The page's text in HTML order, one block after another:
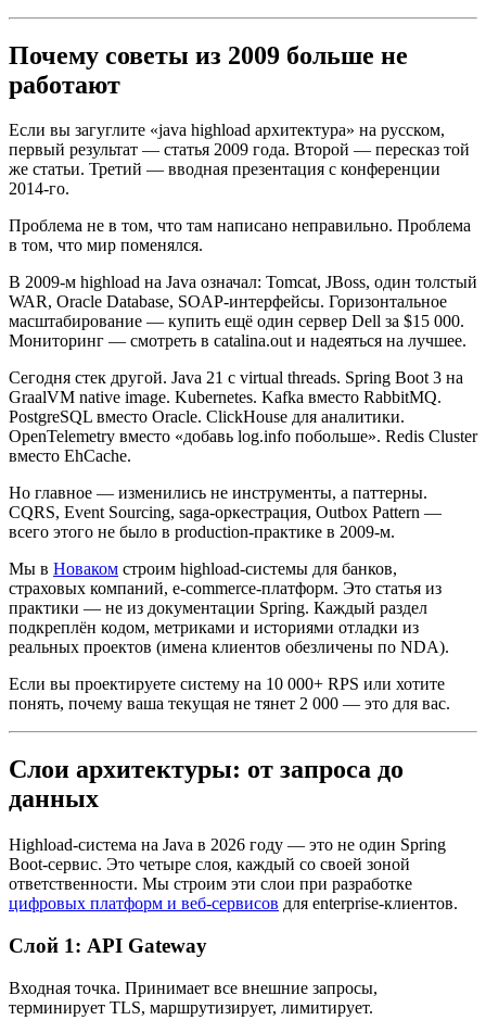
Почему советы из 2009 больше не
работают
Если вы загуглите «java highload архитектура» на русском,
первый результат — статья 2009 года. Второй — пересказ той
же статьи. Третий — вводная презентация с конференции
2014-го.
Проблема не в том, что там написано неправильно. Проблема
в том, что мир поменялся.
В 2009-м highload на Java означал: Tomcat, JBoss, один толстый
WAR, Oracle Database, SOAP-интерфейсы. Горизонтальное
масштабирование — купить ещё один сервер Dell за $15 000.
Мониторинг — смотреть в catalina.out и надеяться на лучшее.
Сегодня стек другой. Java 21 с virtual threads. Spring Boot 3 на
GraalVM native image. Kubernetes. Kafka вместо RabbitMQ.
PostgreSQL вместо Oracle. ClickHouse для аналитики.
OpenTelemetry вместо «добавь log.info побольше». Redis Cluster
вместо EhCache.
Но главное — изменились не инструменты, а паттерны.
CQRS, Event Sourcing, saga-оркестрация, Outbox Pattern —
всего этого не было в production-практике в 2009-м.
Мы в Новаком строим highload-системы для банков,
страховых компаний, e-commerce-платформ. Это статья из
практики — не из документации Spring. Каждый раздел
подкреплён кодом, метриками и историями отладки из
реальных проектов (имена клиентов обезличены по NDA).
Если вы проектируете систему на 10 000+ RPS или хотите
понять, почему ваша текущая не тянет 2 000 — это для вас.
Слои архитектуры: от запроса до
данных
Highload-система на Java в 2026 году — это не один Spring
Boot-сервис. Это четыре слоя, каждый со своей зоной
ответственности. Мы строим эти слои при разработке
цифровых платформ и веб-сервисов для enterprise-клиентов.
Слой 1: API Gateway
Входная точка. Принимает все внешние запросы,
терминирует TLS, маршрутизирует, лимитирует.